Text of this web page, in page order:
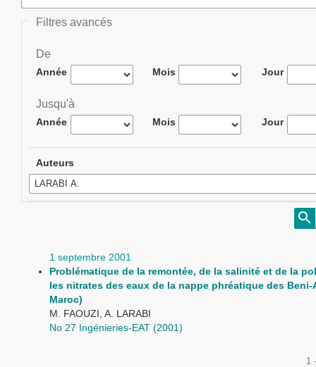
Filtres avancés
De
Année Mois Jour
Jusqu'à
Année Mois Jour
Auteurs
1 septembre 2001
Problématique de la remontée, de la salinité et de la
les nitrates des eaux de la nappe phréatique des Beni-
Maroc)
M. FAOUZI, A. LARABI
No 27 Ingénieries-EAT (2001)
1